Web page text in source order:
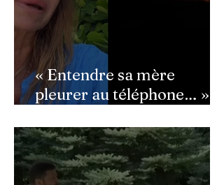
« Entendre sa mère
pleurer au téléphone… » :
bouleversée par les
incendies du Cap-Ferret,
son témoignage poignant